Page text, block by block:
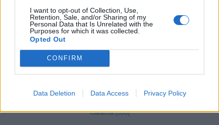
I want to opt-out of Collection, Use,
Retention, Sale, and/or Sharing of my
Personal Data that Is Unrelated with the
Purposes for which it was collected.
Opted Out
CONFIRM
Data Deletion Data Access Privacy Policy
Corsano (44)
Cursi (37)
Gagliano del Capo (34)
Galatina (355)